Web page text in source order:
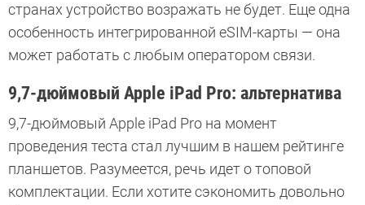
странах устройство возражать не будет. Еще одна
особенность интегрированной eSIM-карты — она
может работать с любым оператором связи.
9,7-дюймовый Apple iPad Pro: альтернатива
9,7-дюймовый Apple iPad Pro на момент
проведения теста стал лучшим в нашем рейтинге
планшетов. Разумеется, речь идет о топовой
комплектации. Если хотите сэкономить довольно